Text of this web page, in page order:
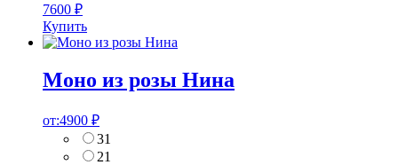
7600 ₽
Купить
Моно из розы Нина
от:4900 ₽
31
21